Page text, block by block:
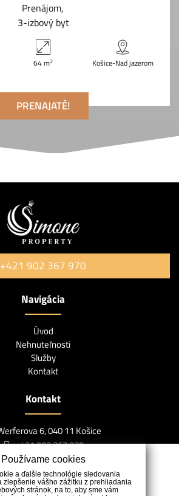
Prenájom
3-izbový byt
64 m2 Košice-Nad jazerom
PRENAJATÉ!
+421 902 367 970
Navigácia
Úvod
Nehnuteľnosti
Služby
Kontakt
Kontakt
6, 040 11 Košice
+421 902 367 970
Používame cookies
a ďalšie technológie sledovania
zlepšenie vášho zážitku z prehliadania
stránok, na to, aby sme vám